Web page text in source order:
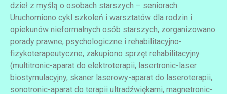
dzieł z myślą o osobach starszych – seniorach.
Uruchomiono cykl szkoleń i warsztatów dla rodzin i
opiekunów nieformalnych osób starszych, zorganizowano
porady prawne, psychologiczne i rehabilitacyjno-
fizykoterapeutyczne, zakupiono sprzęt rehabilitacyjny
(multitronic-aparat do elektroterapii, lasertronic-laser
biostymulacyjny, skaner laserowy-aparat do laseroterapii,
sonotronic-aparat do terapii ultradźwiękami, magnetronic-